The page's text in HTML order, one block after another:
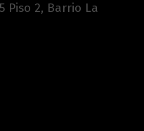
Piso 2, Barrio La